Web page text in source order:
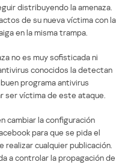
distribuyendo la amenaza.
de su nueva víctima con la
en la misma trampa.
no es muy sofisticada ni
conocidos la detectan
programa antivirus
ser víctima de este ataque.
cambiar la configuración
para que se pida el
cualquier publicación.
a controlar la propagación de